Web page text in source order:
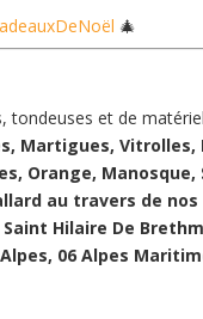
🎄
tondeuses et de
Martigues, Vitrolles,
Orange, Manosque,
au travers de
Hilaire De
06 Alpes